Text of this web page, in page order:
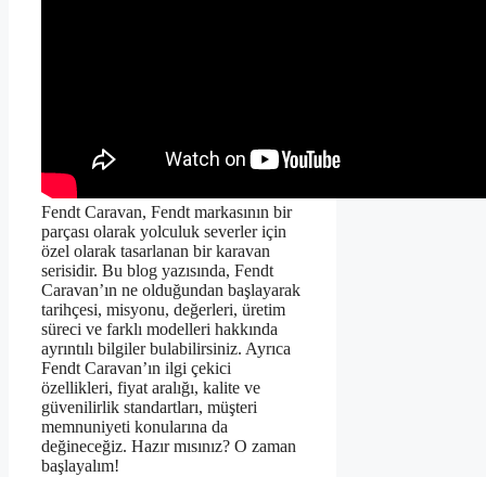
Fendt Caravan, Fendt markasının bir
parçası olarak yolculuk severler için
özel olarak tasarlanan bir karavan
serisidir. Bu blog yazısında, Fendt
Caravan’ın ne olduğundan başlayarak
tarihçesi, misyonu, değerleri, üretim
süreci ve farklı modelleri hakkında
ayrıntılı bilgiler bulabilirsiniz. Ayrıca
Fendt Caravan’ın ilgi çekici
özellikleri, fiyat aralığı, kalite ve
güvenilirlik standartları, müşteri
memnuniyeti konularına da
değineceğiz. Hazır mısınız? O zaman
başlayalım!